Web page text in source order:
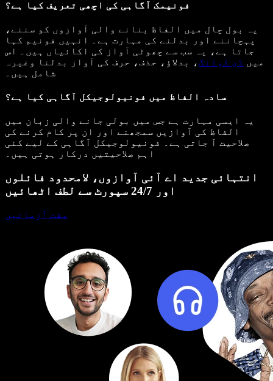
فونیمک آگاہی کی اچھی تعریف کیا ہے؟
یہ بول چال میں الفاظ بنانے والی آوازوں کو سننے،
پہچاننے اور بدلنے کی مہارت ہے۔ انہیں فونیم کہا
جاتا ہے، یہ سب سے چھوٹی آواز کی اکائیاں ہیں۔ اس
میں ڈی کوڈنگ، بدلاؤ، حذف، حرف کی آواز بدلنا وغیرہ
سادہ الفاظ میں فونیولوجیکل آگاہی کیا ہے؟
یہ ایسی مہارت ہے جس میں بولی جانے والی زبان میں
الفاظ کی آوازیں سمجھنے اور ان پر کام کرنے کی
صلاحیت آ جاتی ہے۔ فونیولوجیکل آگاہی کے لیے کئی
انتہائی جدید اے آئی آوازوں، لامحدود فائلوں
اور 24/7 سپورٹ سے لطف اٹھائیں
مفت آزمائیں